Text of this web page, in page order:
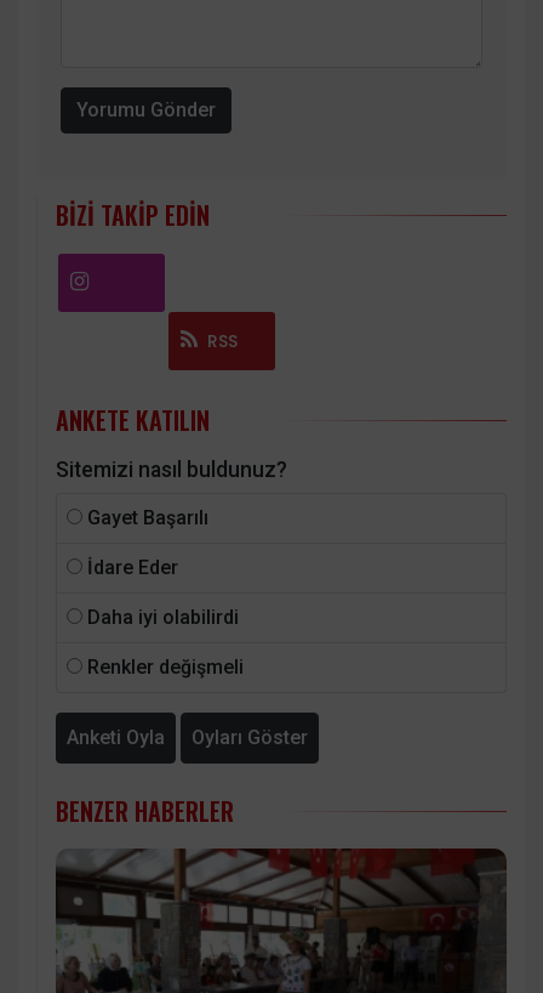
Yorumu Gönder
BIZI TAKIP EDIN
RSS
ANKETE KATILIN
Sitemizi nasıl buldunuz?
Gayet Başarılı
İdare Eder
Daha iyi olabilirdi
Renkler değişmeli
Anketi Oyla Oyları Göster
BENZER HABERLER